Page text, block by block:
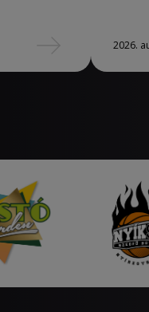
2026.